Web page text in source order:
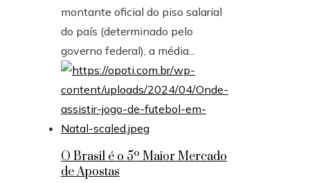
montante oficial do piso salarial
do país (determinado pelo
governo federal), a média...
O Brasil é o 5º Maior Mercado
de Apostas